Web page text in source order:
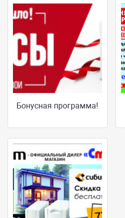
Бонусная программа!